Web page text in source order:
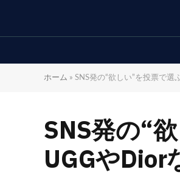
ホーム » SNS発の“欲しい”を投票で
SNS発の“
UGGやDior